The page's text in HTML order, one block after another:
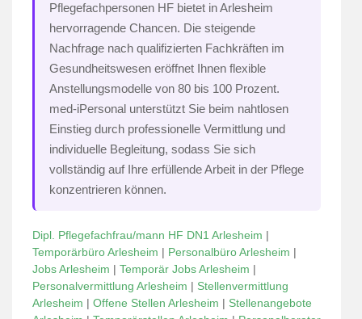
Pflegefachpersonen HF bietet in Arlesheim
hervorragende Chancen. Die steigende
Nachfrage nach qualifizierten Fachkräften im
Gesundheitswesen eröffnet Ihnen flexible
Anstellungsmodelle von 80 bis 100 Prozent.
med-iPersonal unterstützt Sie beim nahtlosen
Einstieg durch professionelle Vermittlung und
individuelle Begleitung, sodass Sie sich
vollständig auf Ihre erfüllende Arbeit in der Pflege
konzentrieren können.
Dipl. Pflegefachfrau/mann HF DN1 Arlesheim |
Temporärbüro Arlesheim | Personalbüro Arlesheim |
Jobs Arlesheim | Temporär Jobs Arlesheim |
Personalvermittlung Arlesheim | Stellenvermittlung
Arlesheim | Offene Stellen Arlesheim | Stellenangebote